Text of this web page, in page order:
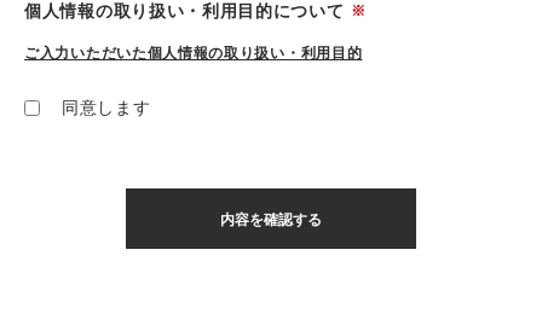
個人情報の取り扱い・利用目的について ※
ご入力いただいた個人情報の取り扱い・利用目的
同意します